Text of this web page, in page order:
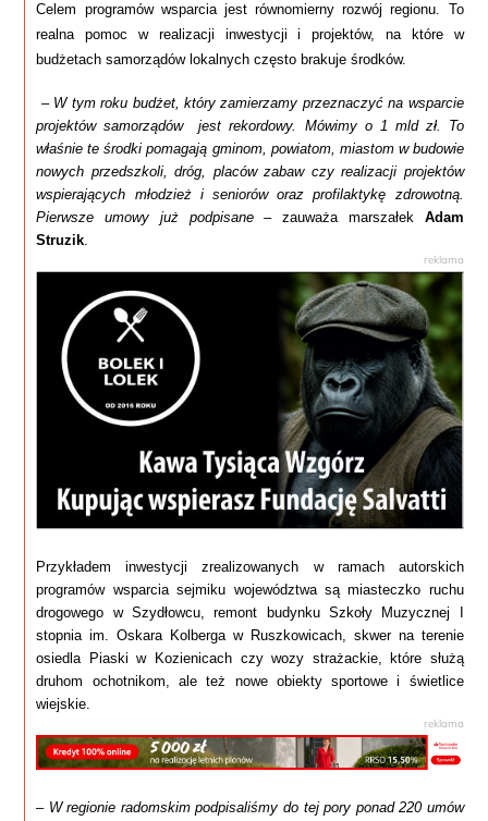
Celem programów wsparcia jest równomierny rozwój regionu. To
realna pomoc w realizacji inwestycji i projektów, na które w
budżetach samorządów lokalnych często brakuje środków.
– W tym roku budżet, który zamierzamy przeznaczyć na wsparcie
projektów samorządów  jest rekordowy. Mówimy o 1 mld zł. To
właśnie te środki pomagają gminom, powiatom, miastom w budowie
nowych przedszkoli, dróg, placów zabaw czy realizacji projektów
wspierających młodzież i seniorów oraz profilaktykę zdrowotną.
Pierwsze umowy już podpisane – zauważa marszałek Adam
Struzik.
Przykładem inwestycji zrealizowanych w ramach autorskich
programów wsparcia sejmiku województwa są miasteczko ruchu
drogowego w Szydłowcu, remont budynku Szkoły Muzycznej I
stopnia im. Oskara Kolberga w Ruszkowicach, skwer na terenie
osiedla Piaski w Kozienicach czy wozy strażackie, które służą
druhom ochotnikom, ale też nowe obiekty sportowe i świetlice
wiejskie.
– W regionie radomskim podpisaliśmy do tej pory ponad 220 umów